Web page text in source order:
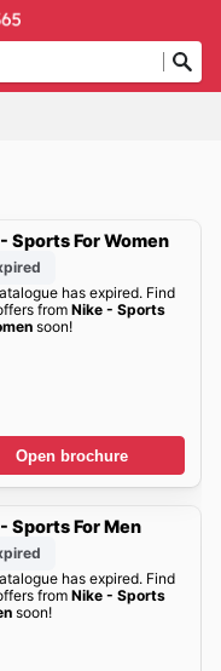
Sports For Women
has expired. Find
from Nike - Sports
soon!
Open brochure
Sports For Men
has expired. Find
from Nike - Sports
soon!